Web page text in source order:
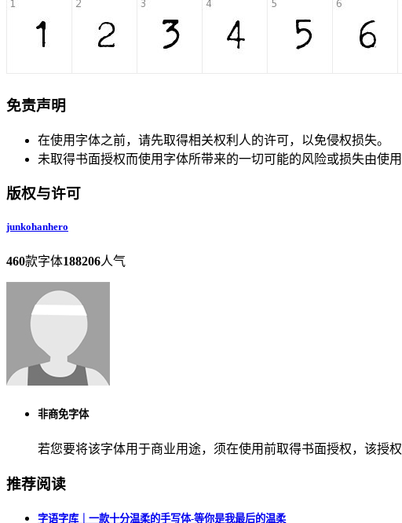
免责声明
在使用字体之前，请先取得相关权利人的许可，以免侵权损失。
未取得书面授权而使用字体所带来的一切可能的风险或损失由使用
版权与许可
junkohanhero
460款字体188206人气
非商免字体
若您要将该字体用于商业用途，须在使用前取得书面授权，该授
推荐阅读
字语字库｜一款十分温柔的手写体-等你是我最后的温柔